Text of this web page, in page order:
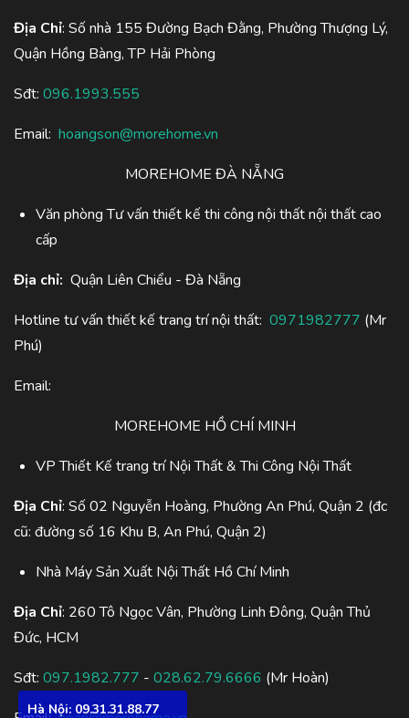
Hà Nội: 09.31.31.88.77
Địa Chỉ: Số nhà 155 Đường Bạch Đằng, Phường Thượng Lý,
Quận Hồng Bàng, TP Hải Phòng
Sđt: 096.1993.555
Email: hoangson@morehome.vn
MOREHOME ĐÀ NẴNG
Văn phòng Tư vấn thiết kế thi công nội thất nội thất cao
cấp
Địa chỉ: Quận Liên Chiểu - Đà Nẵng
Hotline tư vấn thiết kế trang trí nội thất: 0971982777 (Mr
Phú)
Email:
MOREHOME HỒ CHÍ MINH
VP Thiết Kế trang trí Nội Thất & Thi Công Nội Thất
Địa Chỉ: Số 02 Nguyễn Hoàng, Phường An Phú, Quận 2 (đc
cũ: đường số 16 Khu B, An Phú, Quận 2)
Nhà Máy Sản Xuất Nội Thất Hồ Chí Minh
Địa Chỉ: 260 Tô Ngọc Vân, Phường Linh Đông, Quận Thủ
Đức, HCM
Sđt: 097.1982.777 - 028.62.79.6666 (Mr Hoàn)